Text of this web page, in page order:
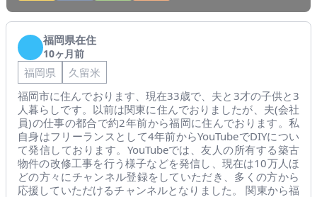
福岡県在住
10ヶ月前
福岡県
久留米
福岡市に住んでおります、現在33歳で、夫と3才の子供と3
人暮らしです。以前は関東に住んでおりましたが、夫(会社
員)の仕事の都合で約2年前から福岡に住んでおります。私
自身はフリーランスとして4年前からYouTubeでDIYについ
て発信しております。YouTubeでは、友人の所有する築古
物件の改修工事を行う様子などを発信し、現在は10万人ほ
どの方々にチャンネル登録をしていただき、多くの方から
応援していただけるチャンネルとなりました。 関東から福